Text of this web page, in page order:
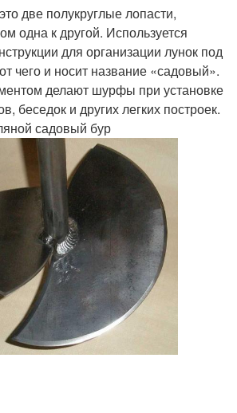
две полукруглые лопасти,
одна к другой. Используется
для организации лунок под
чего и носит название «садовый».
делают шурфы при установке
беседок и других легких построек.
садовый бур